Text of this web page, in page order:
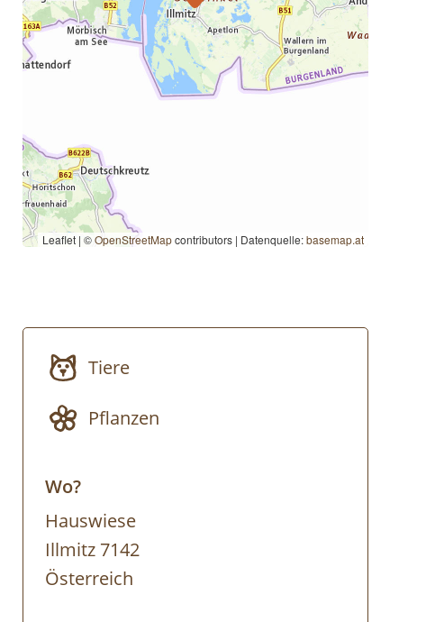
Leaflet | ©OpenStreetMapcontributors | Datenquelle:basemap.at
Tiere
Pflanzen
Wo?
Hauswiese
Illmitz 7142
Österreich